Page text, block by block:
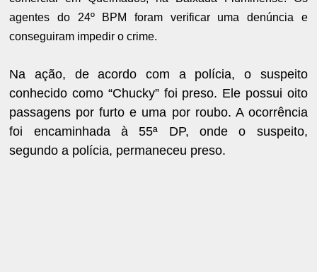
agentes do 24º BPM foram verificar uma denúncia e
conseguiram impedir o crime.
Na ação, de acordo com a polícia, o suspeito
conhecido como “Chucky” foi preso. Ele possui oito
passagens por furto e uma por roubo. A ocorrência
foi encaminhada à 55ª DP, onde o suspeito,
segundo a polícia, permaneceu preso.